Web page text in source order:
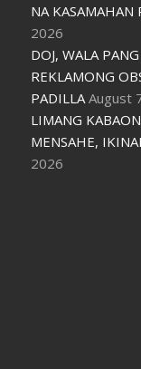
NA KASAMAHAN
2026
DOJ, WALA
REKLAMONG
PADILLA August
LIMANG
MENSAHE,
2026